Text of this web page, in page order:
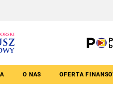
O NAS OFERTA